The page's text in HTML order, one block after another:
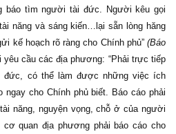
báo tìm người tài đức. Người kêu gọi
năng và sáng kiến…lại sẵn lòng hăng
kế hoạch rõ ràng cho Chính phủ” (Báo
yêu cầu các địa phương: “Phải trực tiếp
có thể làm được những việc ích
cho Chính phủ biết. Báo cáo phải
năng, nguyện vọng, chỗ ở của người
quan địa phương phải báo cáo cho